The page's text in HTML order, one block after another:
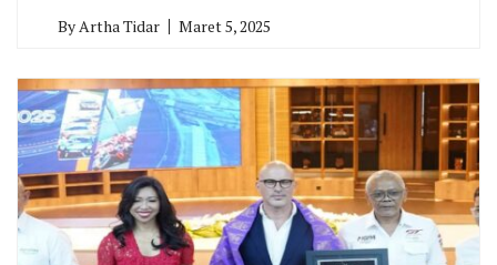
ByArtha Tidar Maret 5, 2025